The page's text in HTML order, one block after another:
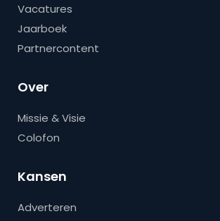
Vacatures
Jaarboek
Partnercontent
Over
Missie & Visie
Colofon
Kansen
Adverteren